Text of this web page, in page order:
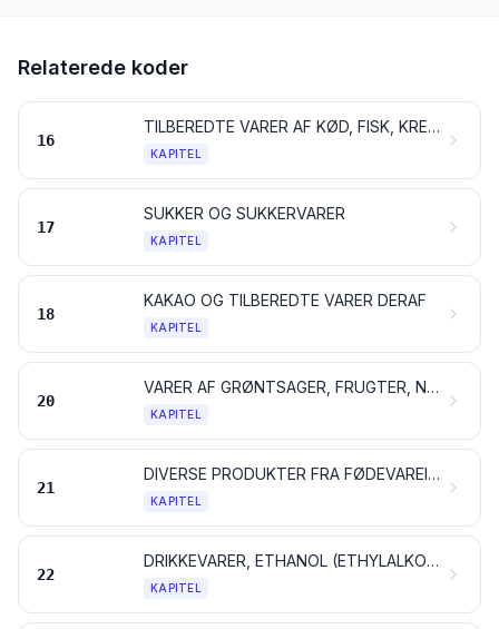
Relaterede koder
16
TILBEREDTE VARER AF KØD, FISK, KREBSDYR, BLØDDYR ELLER ANDRE HVIRVELLØSE VANDDYR ELLER INSEKTER
KAPITEL
17
SUKKER OG SUKKERVARER
KAPITEL
18
KAKAO OG TILBEREDTE VARER DERAF
KAPITEL
20
VARER AF GRØNTSAGER, FRUGTER, NØDDER ELLER ANDRE PLANTER OG PLANTEDELE
KAPITEL
21
DIVERSE PRODUKTER FRA FØDEVAREINDUSTRIEN
KAPITEL
22
DRIKKEVARER, ETHANOL (ETHYLALKOHOL) OG EDDIKE
KAPITEL